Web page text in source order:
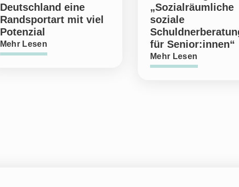
Deutschland eine
Randsportart mit viel
Potenzial
Mehr Lesen
„Sozialräumliche
soziale
für Senior:innen“
Mehr Lesen